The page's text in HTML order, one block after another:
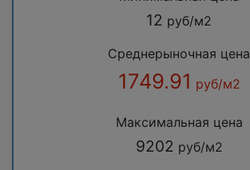
12 руб/м2
Среднерыночная цена
1749.91 руб/м2
Максимальная цена
9202 руб/м2